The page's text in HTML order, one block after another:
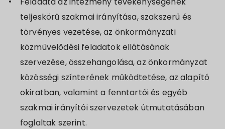
teljeskörű szakmai irányítása, szakszerű és
törvényes vezetése, az önkormányzati
közművelődési feladatok ellátásának
szervezése, összehangolása, az önkormányzat
közösségi színterének működtetése, az alapító
okiratban, valamint a fenntartói és egyéb
szakmai irányítói szervezetek útmutatásában
foglaltak szerint.